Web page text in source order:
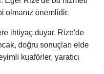
olmanız önemlidir.
ihtiyaç duyar. Rize'de
doğru sonuçları elde
kuaförler, yaratıcı